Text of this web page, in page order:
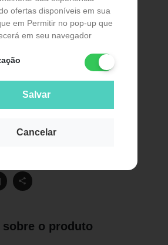
ofertas disponíveis em sua
em Permitir no pop-up que
em seu navegador
Salvar
Cancelar
produto:
o produto